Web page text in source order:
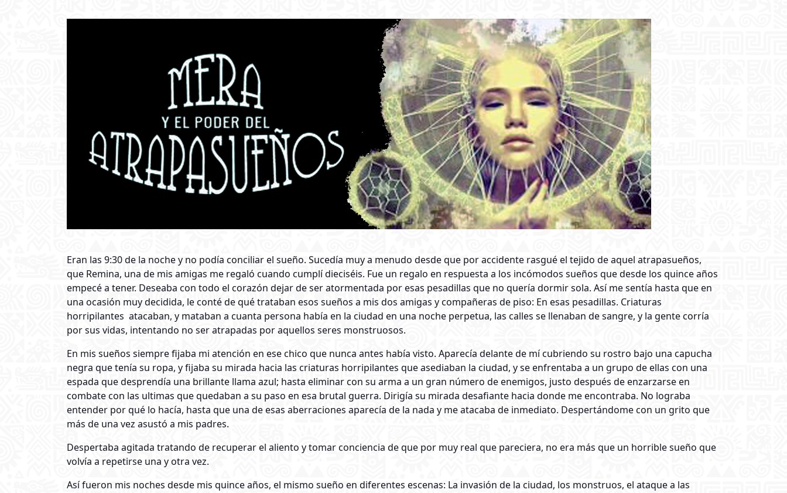
Eran las 9:30 de la noche y no podía conciliar el sueño. Sucedía muy a menudo desde que por accidente rasgué el tejido de aquel atrapasueños,
que Remina, una de mis amigas me regaló cuando cumplí dieciséis. Fue un regalo en respuesta a los incómodos sueños que desde los quince años
empecé a tener. Deseaba con todo el corazón dejar de ser atormentada por esas pesadillas que no quería dormir sola. Así me sentía hasta que en
una ocasión muy decidida, le conté de qué trataban esos sueños a mis dos amigas y compañeras de piso: En esas pesadillas. Criaturas
horripilantes atacaban, y mataban a cuanta persona había en la ciudad en una noche perpetua, las calles se llenaban de sangre, y la gente corría
por sus vidas, intentando no ser atrapadas por aquellos seres monstruosos.
En mis sueños siempre fijaba mi atención en ese chico que nunca antes había visto. Aparecía delante de mí cubriendo su rostro bajo una capucha
negra que tenía su ropa, y fijaba su mirada hacia las criaturas horripilantes que asediaban la ciudad, y se enfrentaba a un grupo de ellas con una
espada que desprendía una brillante llama azul; hasta eliminar con su arma a un gran número de enemigos, justo después de enzarzarse en
combate con las ultimas que quedaban a su paso en esa brutal guerra. Dirigía su mirada desafiante hacia donde me encontraba. No lograba
entender por qué lo hacía, hasta que una de esas aberraciones aparecía de la nada y me atacaba de inmediato. Despertándome con un grito que
más de una vez asustó a mis padres.
Despertaba agitada tratando de recuperar el aliento y tomar conciencia de que por muy real que pareciera, no era más que un horrible sueño que
volvía a repetirse una y otra vez.
Así fueron mis noches desde mis quince años, el mismo sueño en diferentes escenas: La invasión de la ciudad, los monstruos, el ataque a las